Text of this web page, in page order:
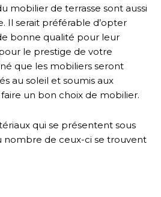
mobilier de terrasse sont aussi
Il serait préférable d’opter
bonne qualité pour leur
le prestige de votre
que les mobiliers seront
au soleil et soumis aux
un bon choix de mobilier.
qui se présentent sous
nombre de ceux-ci se trouvent